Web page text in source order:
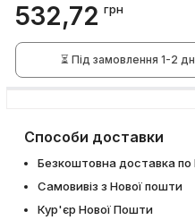
532,72 грн
⏳ Під замовлення 1-2
Способи доставки
Безкоштовна доставка
Самовивіз з Нової пошти
Кур'єр Нової Пошти